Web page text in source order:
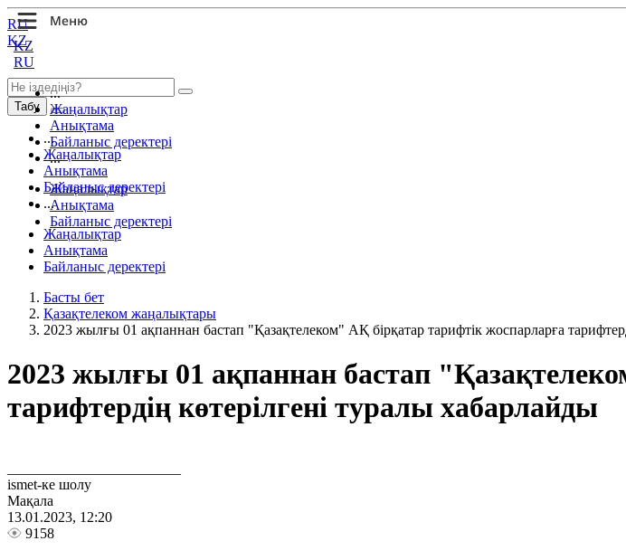
KZ
RU
...
Жаңалықтар
Анықтама
Байланыс деректері
...
Жаңалықтар
Анықтама
Байланыс деректері
RU
KZ
Табу
...
Жаңалықтар
Анықтама
Байланыс деректері
...
Жаңалықтар
Анықтама
Байланыс деректері
Басты бет
Қазақтелеком жаңалықтары
2023 жылғы 01 ақпаннан бастап "Қазақтелеком" АҚ бірқатар тарифтік жоспарларға
2023 жылғы 01 ақпаннан бастап
тарифтердің көтерілгені туралы хабарлайды
ismet-ке шолу
Мақала
13.01.2023, 12:20
9158